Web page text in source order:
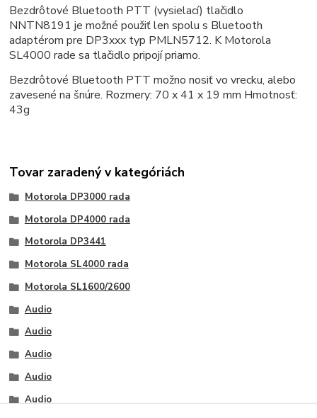
Bezdrôtové Bluetooth PTT (vysielací) tlačidlo
NNTN8191 je možné použiť len spolu s Bluetooth
adaptérom pre DP3xxx typ PMLN5712. K Motorola
SL4000 rade sa tlačidlo pripojí priamo.
Bezdrôtové Bluetooth PTT možno nosiť vo vrecku, alebo
zavesené na šnúre. Rozmery: 70 x 41 x 19 mm Hmotnosť:
43g
Tovar zaradený v kategóriách
Motorola DP3000 rada
Motorola DP4000 rada
Motorola DP3441
Motorola SL4000 rada
Motorola SL1600/2600
Audio
Audio
Audio
Audio
Audio